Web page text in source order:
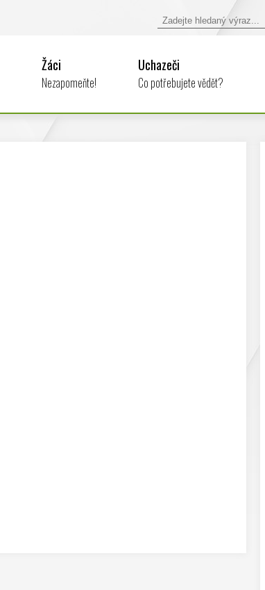
Žáci
Nezapomeňte!
Uchazeči
Co potřebujete vědět?